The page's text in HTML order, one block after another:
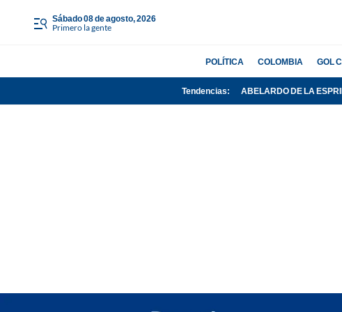
sábado 08 de agosto, 2026
Primero la gente
POLÍTICA COLOMBIA GOL
Tendencias: ABELARDO DE LA